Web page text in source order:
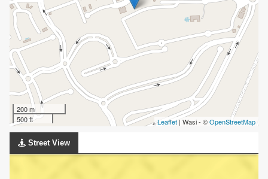
200 m
500 ft
Leaflet | Wasi - ©OpenStreetMap
Street View